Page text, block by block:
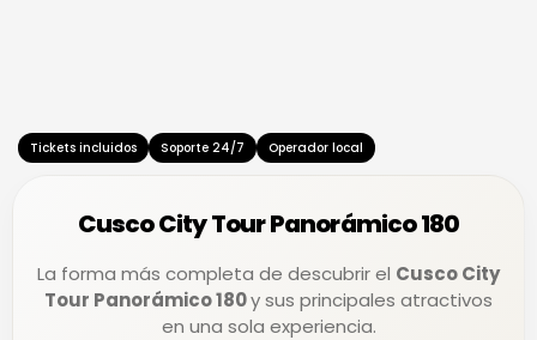
d
Tickets incluidos Soporte 24/7 Operador local
Cusco City Tour Panorámico 180
La forma más completa de descubrir el Cusco City
Tour Panorámico 180y sus principales atractivos
en una sola experiencia.